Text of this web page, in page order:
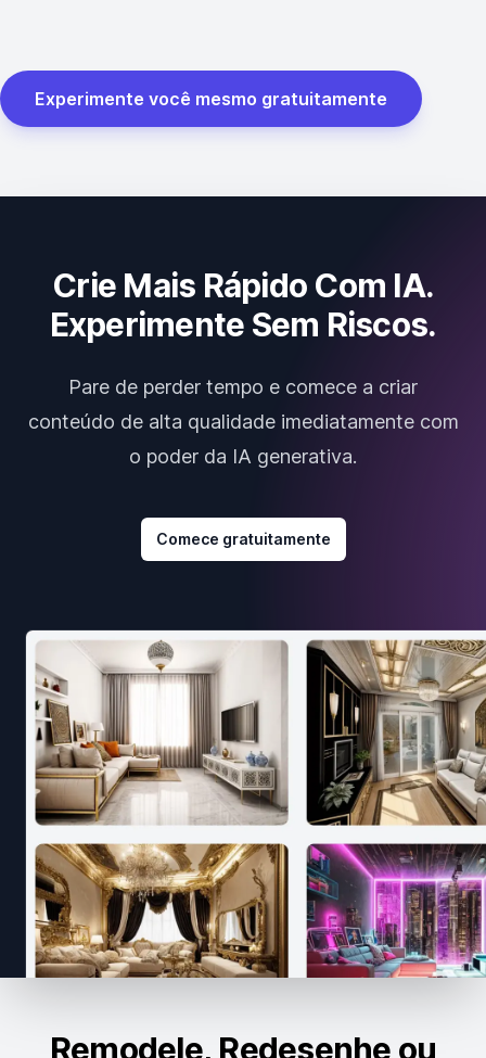
Experimente você mesmo gratuitamente
Crie Mais Rápido Com IA.
Experimente Sem Riscos.
Pare de perder tempo e comece a criar
conteúdo de alta qualidade imediatamente com
o poder da IA generativa.
Comece gratuitamente
Remodele, Redesenhe ou